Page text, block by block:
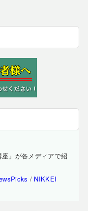
」が各メディアで紹
/ NIKKEI